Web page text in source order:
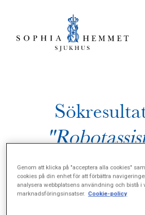
Genom att klicka på "acceptera alla cookies"
cookies på din enhet för att förbättra
analysera webbplatsens användning och bistå i
marknadsföringsinsatser. Cookie-policy